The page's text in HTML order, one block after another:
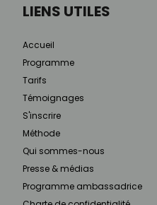
LIENS UTILES
Accueil
Programme
Tarifs
Témoignages
S'inscrire
Méthode
Qui sommes-nous
Presse & médias
Programme ambassadrice